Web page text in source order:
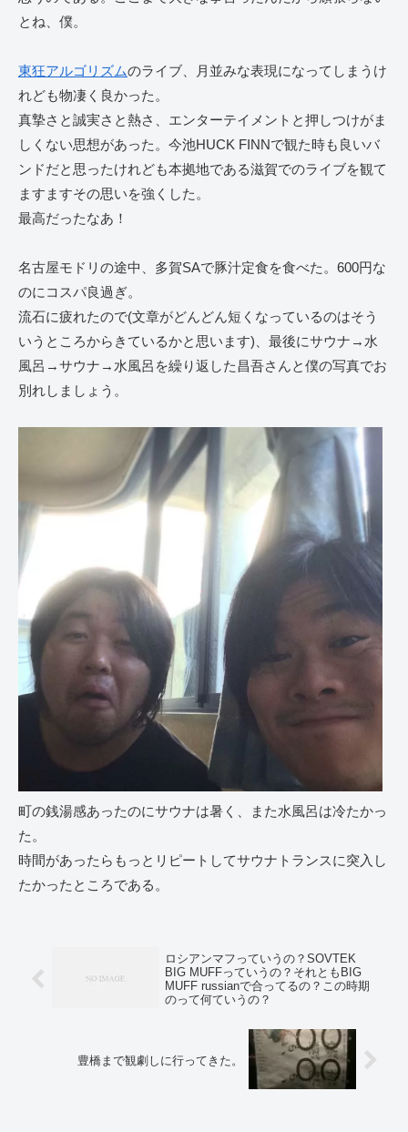
とね、僕。
東狂アルゴリズムのライブ、月並みな表現になってしまうけ
れども物凄く良かった。
真摯さと誠実さと熱さ、エンターテイメントと押しつけがま
しくない思想があった。今池HUCK FINNで観た時も良いバ
ンドだと思ったけれども本拠地である滋賀でのライブを観て
ますますその思いを強くした。
最高だったなあ！
名古屋モドリの途中、多賀SAで豚汁定食を食べた。600円な
のにコスパ良過ぎ。
流石に疲れたので(文章がどんどん短くなっているのはそう
いうところからきているかと思います)、最後にサウナ→水
風呂→サウナ→水風呂を繰り返した昌吾さんと僕の写真でお
別れしましょう。
町の銭湯感あったのにサウナは暑く、また水風呂は冷たかっ
た。
時間があったらもっとリピートしてサウナトランスに突入し
たかったところである。
ロシアンマフっていうの？SOVTEK
BIG MUFFっていうの？それともBIG
MUFF russianで合ってるの？この時期
のって何ていうの？
豊橋まで観劇しに行ってきた。